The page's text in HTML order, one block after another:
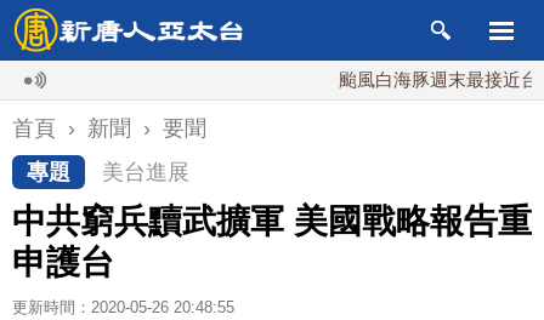
颱風白海豚週末最接近台灣 最
首頁 › 新聞 › 要聞
專題
美台進展
中共窮兵黷武擴軍 美國戰略報告重
申護台
更新時間：2020-05-26 20:48:55